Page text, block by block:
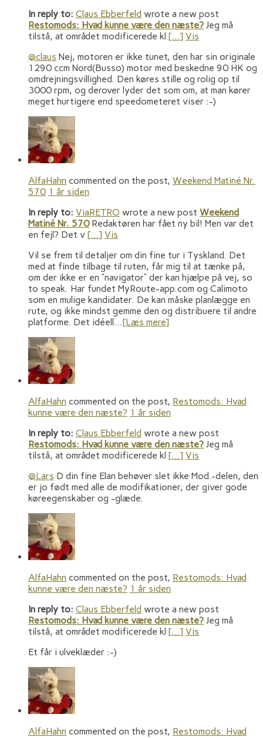
In reply to: Claus Ebberfeld wrote a new post
Restomods: Hvad kunne være den næste? Jeg må
tilstå, at området modificerede kl […] Vis
@claus Nej, motoren er ikke tunet, den har sin originale
1290 ccm Nord(Busso) motor med beskedne 90 HK og
omdrejningsvillighed. Den køres stille og rolig op til
3000 rpm, og derover lyder det som om, at man kører
meget hurtigere end speedometeret viser :-)
AlfaHahn commented on the post, Weekend Matiné Nr.
570 1 år siden
In reply to: ViaRETRO wrote a new post Weekend
Matiné Nr. 570Redaktøren har fået ny bil! Men var det
en fejl? Det v […] Vis
Vil se frem til detaljer om din fine tur i Tyskland. Det
med at finde tilbage til ruten, får mig til at tænke på,
om der ikke er en “navigator” der kan hjælpe på vej, so
to speak. Har fundet MyRoute-app.com og Calimoto
som en mulige kandidater. De kan måske planlægge en
rute, og ikke mindst gemme den og distribuere til andre
platforme. Det idéell…[Læs mere]
AlfaHahn commented on the post, Restomods: Hvad
kunne være den næste? 1 år siden
In reply to: Claus Ebberfeld wrote a new post
Restomods: Hvad kunne være den næste? Jeg må
tilstå, at området modificerede kl […] Vis
@Lars D din fine Elan behøver slet ikke Mod.-delen, den
er jo født med alle de modifikationer, der giver gode
køreegenskaber og -glæde.
AlfaHahn commented on the post, Restomods: Hvad
kunne være den næste? 1 år siden
In reply to: Claus Ebberfeld wrote a new post
Restomods: Hvad kunne være den næste? Jeg må
tilstå, at området modificerede kl […] Vis
Et får i ulveklæder :-)
AlfaHahn commented on the post, Restomods: Hvad